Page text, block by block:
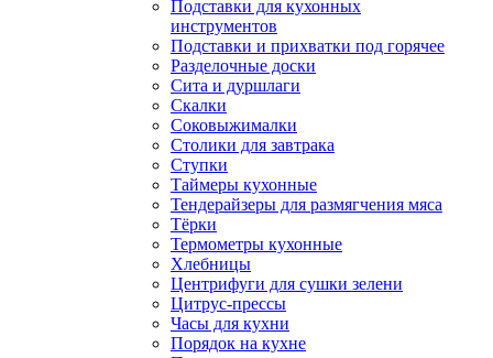
Подставки для кухонных
инструментов
Подставки и прихватки под горячее
Разделочные доски
Сита и дуршлаги
Скалки
Соковыжималки
Столики для завтрака
Ступки
Таймеры кухонные
Тендерайзеры для размягчения мяса
Тёрки
Термометры кухонные
Хлебницы
Центрифуги для сушки зелени
Цитрус-прессы
Часы для кухни
Порядок на кухне